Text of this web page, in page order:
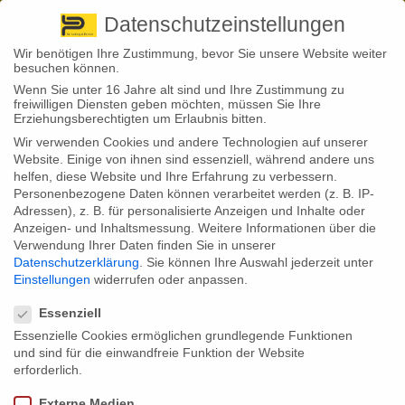
+ 49 3501 528571 |
Back to News
30
Aug.
Stephan Fröhlich
Hartz IV-Sätze sollen steigen
Die Bundesregierung plant laut Medienberichten, die
Regelsätze für Hartz-IV-Bezieher im kommenden Jahr
anzuheben. Auf ein großes Plus dürfen sich die
es ab 2022 mehr geben.
Wer in Deutschland längere Zeit ohne Arbeit ist oder
nicht genug verdient, dass es zum Leben reicht, der hat
Anspruch auf Arbeitslosengeld II nach dem Zweiten
soll stark vereinfacht das Existenzminimum sichern und
Datenschutzeinstellungen
Wir benötigen Ihre Zustimmung, bevor Sie unsere Website weiter
besuchen können.
Wenn Sie unter 16 Jahre alt sind und Ihre Zustimmung zu
freiwilligen Diensten geben möchten, müssen Sie Ihre
Erziehungsberechtigten um Erlaubnis bitten.
Wir verwenden Cookies und andere Technologien auf unserer
Website. Einige von ihnen sind essenziell, während andere uns
helfen, diese Website und Ihre Erfahrung zu verbessern.
Personenbezogene Daten können verarbeitet werden (z. B. IP-
Adressen), z. B. für personalisierte Anzeigen und Inhalte oder
Anzeigen- und Inhaltsmessung. Weitere Informationen über die
Verwendung Ihrer Daten finden Sie in unserer
Datenschutzerklärung
Sie können Ihre Auswahl jederzeit unter
Einstellungen widerrufen oder anpassen.
Essenziell
Essenzielle Cookies ermöglichen grundlegende Funktionen
und sind für die einwandfreie Funktion der Website
erforderlich.